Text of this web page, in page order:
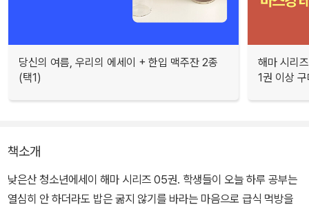
당신의 여름, 우리의 에세이 + 한입 맥주잔 2종
(택1)
해마 시리
1권 이상
책소개
낮은산 청소년에세이 해마 시리즈 05권. 학생들이 오늘 하루 공부는
열심히 안 하더라도 밥은 굶지 않기를 바라는 마음으로 급식 먹방을